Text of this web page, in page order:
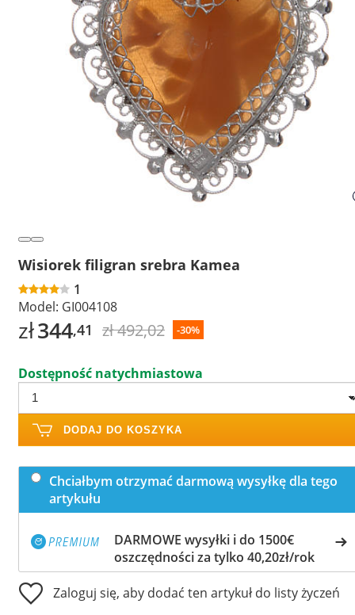
Wisiorek filigran srebra Kamea
1
Model: GI004108
zł344,41 zł 492,02 -30%
Dostępność natychmiastowa
DODAJ DO KOSZYKA
Chciałbym otrzymać darmową wysyłkę dla tego
artykułu
DARMOWE wysyłki i do 1500€
oszczędności za tylko 40,20zł/rok
Zaloguj się, aby dodać ten artykuł do listy życzeń